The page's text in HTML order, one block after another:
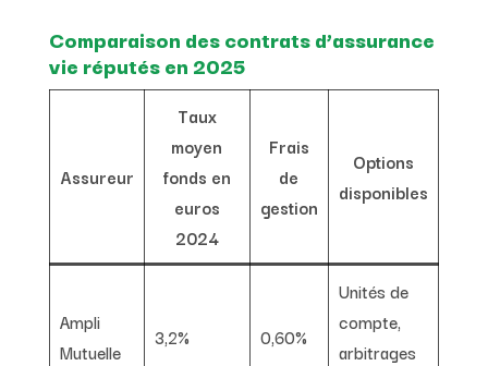
Comparaison des contrats d’assurance
vie réputés en 2025
Assureur
Taux
moyen
fonds en
euros
2024
Frais
de
gestion
Options
disponibles
Ampli
Mutuelle
3,2% 0,60%
Unités de
compte,
arbitrages